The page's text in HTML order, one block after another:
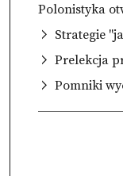
Polonistyka
Strategie
Prelekcja
Pomniki